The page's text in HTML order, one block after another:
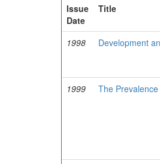
Issue
Date
Title
1998 Development
1999
The